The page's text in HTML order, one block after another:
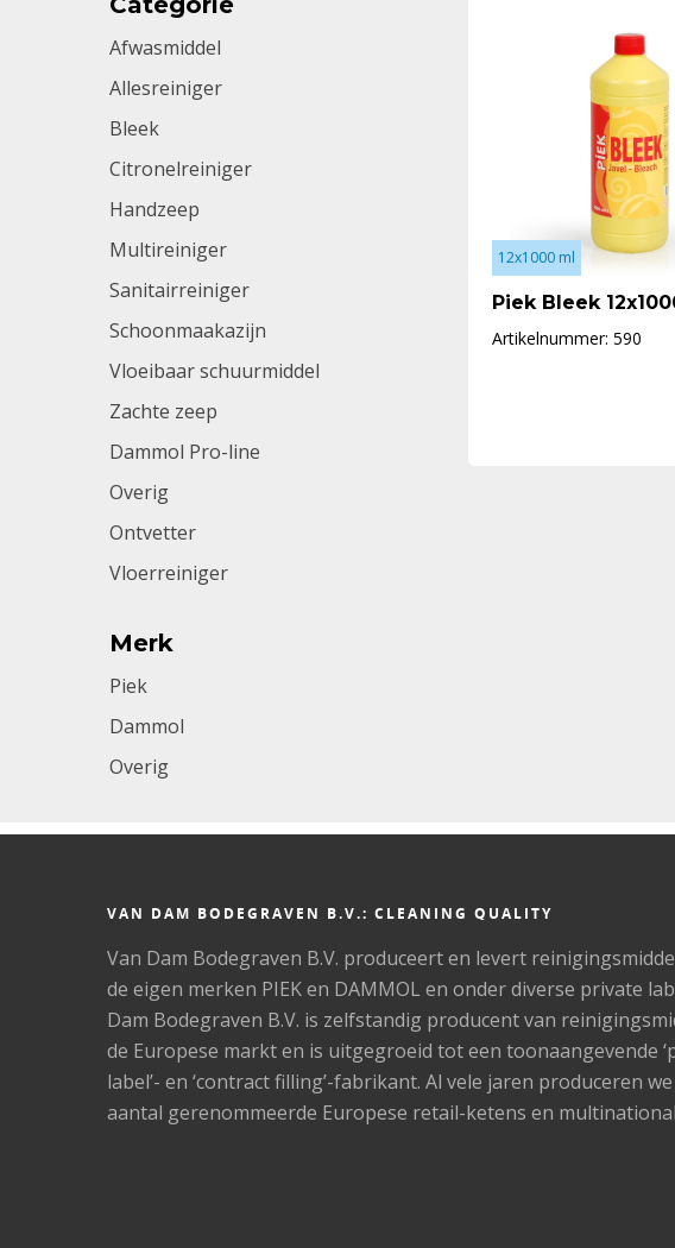
Afwasmiddel
Allesreiniger
Bleek
Citronelreiniger
Handzeep
Multireiniger
Sanitairreiniger
Schoonmaakazijn
Vloeibaar schuurmiddel
Zachte zeep
Dammol Pro-line
Overig
Ontvetter
Vloerreiniger
Merk
Piek
Dammol
Overig
12x1000 ml
Piek Bleek
Artikelnummer: 590
VAN DAM BODEGRAVEN B.V.: CLEANING QUALITY
Van Dam Bodegraven B.V. produceert en levert
de eigen merken PIEK en DAMMOL en onder diverse private
Dam Bodegraven B.V. is zelfstandig producent van
de Europese markt en is uitgegroeid tot een toonaangevende
label’- en ‘contract filling’-fabrikant. Al vele jaren produceren
aantal gerenommeerde Europese retail-ketens en